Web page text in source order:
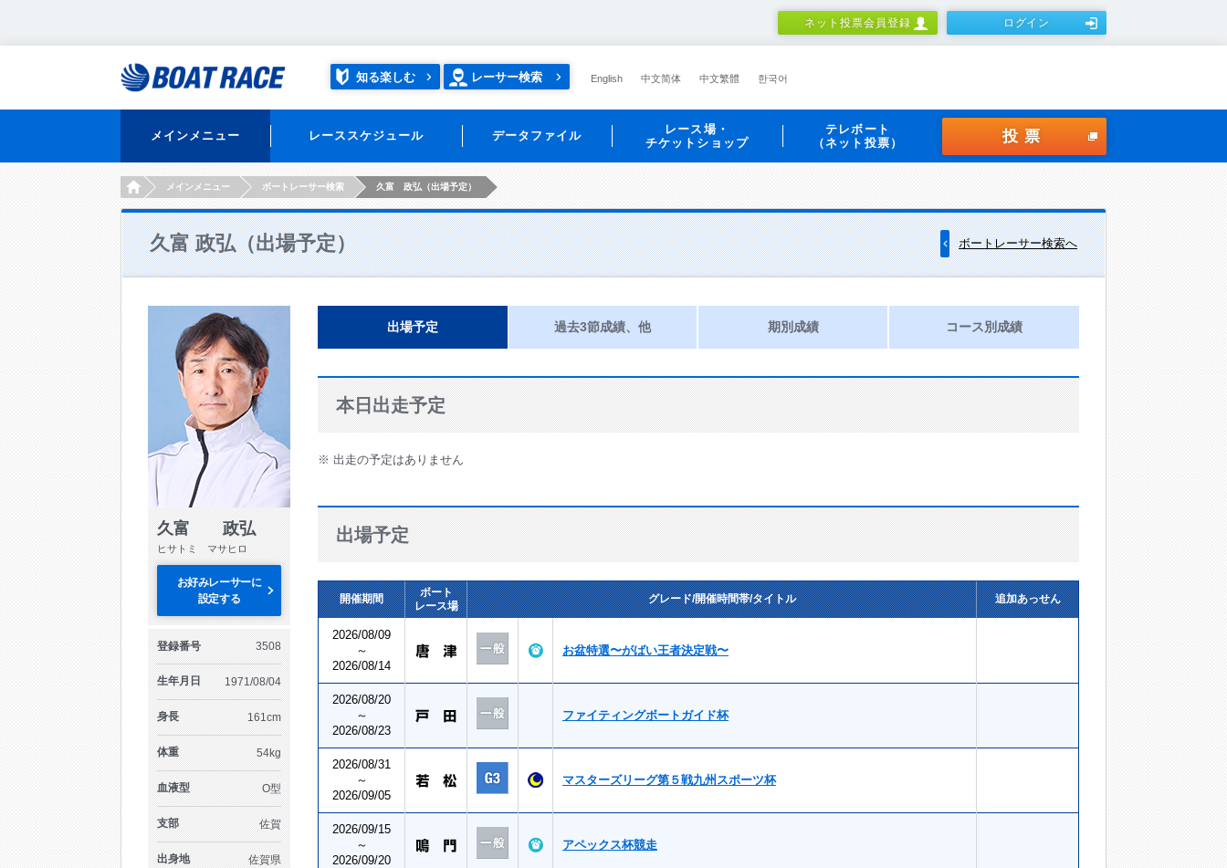
ネット投票会員登録 ログイン
知る楽しむ レーサー検索 English 中文简体 中文繁體 한국어
メインメニュー レーススケジュール データファイル
レース場・
チケットショップ
テレボート
（ネット投票）
投票
HOMEメインメニュー ボートレーサー検索 久富 政弘（出場予定）
久富 政弘（出場予定） ボートレーサー検索へ
久富 政弘
ヒサトミ マサヒロ
お好みレーサーに
設定する
登録番号 3508
生年月日 1971/08/04
身長 161cm
体重 54kg
血液型 O型
支部 佐賀
出身地 佐賀県
出場予定 過去3節成績、他 期別成績 コース別成績
本日出走予定
※ 出走の予定はありません
出場予定
開催期間
ボート
レース場
グレード/開催時間帯/タイトル 追加あっせん
2026/08/09
～
2026/08/14
お盆特選〜がばい王者決定戦〜
2026/08/20
～
2026/08/23
ファイティングボートガイド杯
2026/08/31
～
2026/09/05
マスターズリーグ第５戦九州スポーツ杯
2026/09/15
～
2026/09/20
アペックス杯競走